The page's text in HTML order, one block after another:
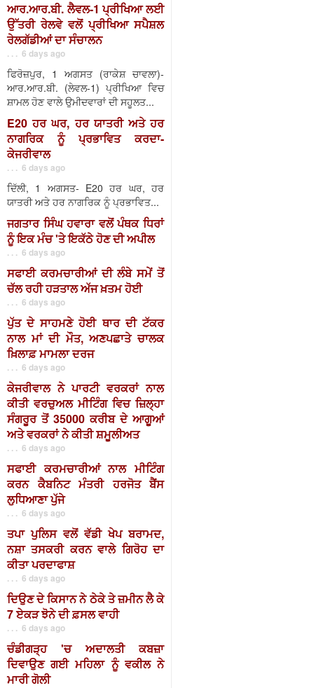
ਆਰ.ਆਰ.ਬੀ. ਲੈਵਲ-1 ਪ੍ਰੀਖਿਆ ਲਈ
ਉੱਤਰੀ ਰੇਲਵੇ ਵਲੋਂ ਪ੍ਰੀਖਿਆ ਸਪੈਸ਼ਲ
ਰੇਲਗੱਡੀਆਂ ਦਾ ਸੰਚਾਲਨ
. . . 6 days ago
ਫਿਰੋਜ਼ਪੁਰ, 1 ਅਗਸਤ (ਰਾਕੇਸ਼ ਚਾਵਲਾ)-
ਆਰ.ਆਰ.ਬੀ. (ਲੇਵਲ-1) ਪ੍ਰੀਖਿਆ ਵਿਚ
ਸ਼ਾਮਲ ਹੋਣ ਵਾਲੇ ਉਮੀਦਵਾਰਾਂ ਦੀ ਸਹੂਲਤ...
E20 ਹਰ ਘਰ, ਹਰ ਯਾਤਰੀ ਅਤੇ ਹਰ
ਨਾਗਰਿਕ ਨੂੰ ਪ੍ਰਭਾਵਿਤ ਕਰਦਾ-
ਕੇਜਰੀਵਾਲ
. . . 6 days ago
ਦਿੱਲੀ, 1 ਅਗਸਤ- E20 ਹਰ ਘਰ, ਹਰ
ਯਾਤਰੀ ਅਤੇ ਹਰ ਨਾਗਰਿਕ ਨੂੰ ਪ੍ਰਭਾਵਿਤ...
ਜਗਤਾਰ ਸਿੰਘ ਹਵਾਰਾ ਵਲੋਂ ਪੰਥਕ ਧਿਰਾਂ
ਨੂੰ ਇਕ ਮੰਚ 'ਤੇ ਇਕੱਠੇ ਹੋਣ ਦੀ ਅਪੀਲ
. . . 6 days ago
ਸਫਾਈ ਕਰਮਚਾਰੀਆਂ ਦੀ ਲੰਬੇ ਸਮੇਂ ਤੋਂ
ਚੱਲ ਰਹੀ ਹੜਤਾਲ ਅੱਜ ਖ਼ਤਮ ਹੋਈ
. . . 6 days ago
ਪੁੱਤ ਦੇ ਸਾਹਮਣੇ ਹੋਈ ਥਾਰ ਦੀ ਟੱਕਰ
ਨਾਲ ਮਾਂ ਦੀ ਮੌਤ, ਅਣਪਛਾਤੇ ਚਾਲਕ
ਖ਼ਿਲਾਫ਼ ਮਾਮਲਾ ਦਰਜ
. . . 6 days ago
ਕੇਜਰੀਵਾਲ ਨੇ ਪਾਰਟੀ ਵਰਕਰਾਂ ਨਾਲ
ਕੀਤੀ ਵਰਚੁਅਲ ਮੀਟਿੰਗ ਵਿਚ ਜ਼ਿਲ੍ਹਾ
ਸੰਗਰੂਰ ਤੋਂ 35000 ਕਰੀਬ ਦੇ ਆਗੂਆਂ
ਅਤੇ ਵਰਕਰਾਂ ਨੇ ਕੀਤੀ ਸ਼ਮੂਲੀਅਤ
. . . 6 days ago
ਸਫਾਈ ਕਰਮਚਾਰੀਆਂ ਨਾਲ ਮੀਟਿੰਗ
ਕਰਨ ਕੈਬਨਿਟ ਮੰਤਰੀ ਹਰਜੋਤ ਬੈਂਸ
ਲੁਧਿਆਣਾ ਪੁੱਜੇ
. . . 6 days ago
ਤਪਾ ਪੁਲਿਸ ਵਲੋਂ ਵੱਡੀ ਖੇਪ ਬਰਾਮਦ,
ਨਸ਼ਾ ਤਸਕਰੀ ਕਰਨ ਵਾਲੇ ਗਿਰੋਹ ਦਾ
ਕੀਤਾ ਪਰਦਾਫਾਸ਼
. . . 6 days ago
ਦਿਉਣ ਦੇ ਕਿਸਾਨ ਨੇ ਠੇਕੇ ਤੇ ਜ਼ਮੀਨ ਲੈ ਕੇ
7 ਏਕੜ ਝੋਨੇ ਦੀ ਫ਼ਸਲ ਵਾਹੀ
. . . 6 days ago
ਚੰਡੀਗੜ੍ਹ 'ਚ ਅਦਾਲਤੀ ਕਬਜ਼ਾ
ਦਿਵਾਉਣ ਗਈ ਮਹਿਲਾ ਨੂੰ ਵਕੀਲ ਨੇ
ਮਾਰੀ ਗੋਲੀ